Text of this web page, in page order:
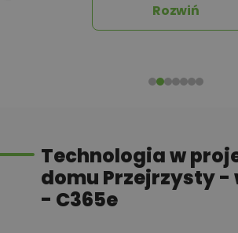
informacje szczegółowe - np.
pomieszczeń, instalacje,
52 384 49 90lub
Rozwiń
Technologia w
domu Przejrzysty -
- C365e